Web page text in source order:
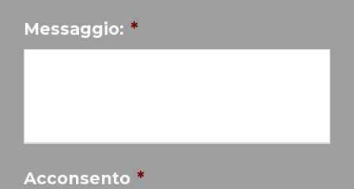
Messaggio: *
Acconsento *